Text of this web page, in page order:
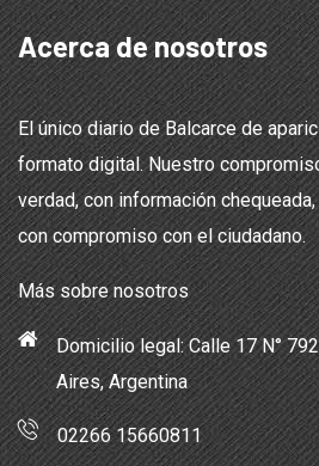
Acerca de nosotros
El único diario de Balcarce de
formato digital. Nuestro
verdad, con información
con compromiso con el ciudadano.
Más sobre nosotros
Domicilio legal: Calle 17 N°
Aires, Argentina
02266 15660811